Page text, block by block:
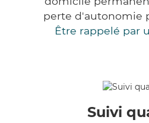
perte d'autonomie
Être rappelé par
Suivi